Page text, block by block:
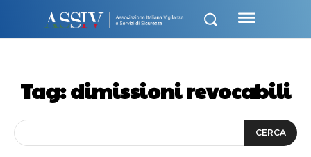
Tag:dimissioni revocabili
CERCA